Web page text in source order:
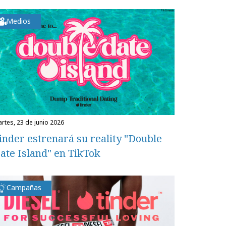
Medios
23 de junio 2026
estrenará su reality "Double
Island" en TikTok
Campañas